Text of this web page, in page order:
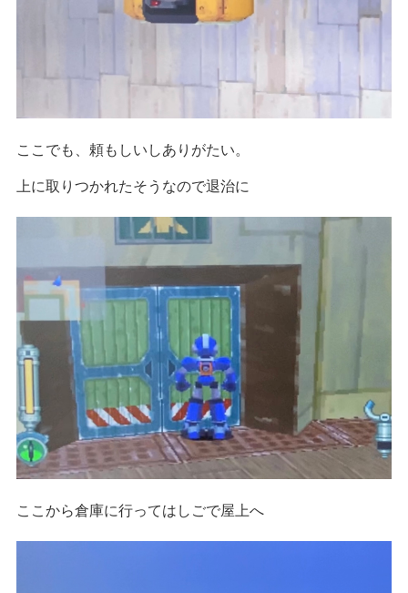
ここでも、頼もしいしありがたい。
上に取りつかれたそうなので退治に
ここから倉庫に行ってはしごで屋上へ